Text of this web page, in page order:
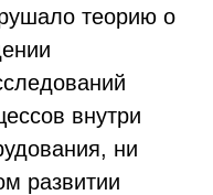
теорию о
внутри
ни
развитии